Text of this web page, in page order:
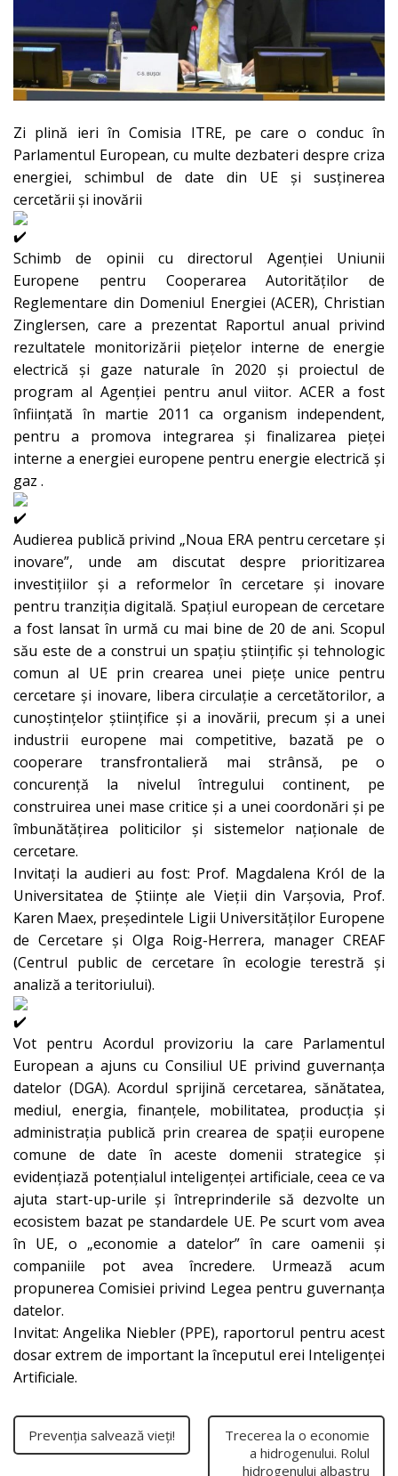
Zi plină ieri în Comisia ITRE, pe care o conduc în
Parlamentul European, cu multe dezbateri despre criza
energiei, schimbul de date din UE și susținerea
cercetării și inovării
Schimb de opinii cu directorul Agenției Uniunii
Europene pentru Cooperarea Autorităților de
Reglementare din Domeniul Energiei (ACER), Christian
Zinglersen, care a prezentat Raportul anual privind
rezultatele monitorizării piețelor interne de energie
electrică și gaze naturale în 2020 și proiectul de
program al Agenției pentru anul viitor. ACER a fost
înființată în martie 2011 ca organism independent,
pentru a promova integrarea și finalizarea pieței
interne a energiei europene pentru energie electrică și
gaz .
Audierea publică privind „Noua ERA pentru cercetare și
inovare”, unde am discutat despre prioritizarea
investițiilor și a reformelor în cercetare și inovare
pentru tranziția digitală. Spațiul european de cercetare
a fost lansat în urmă cu mai bine de 20 de ani. Scopul
său este de a construi un spațiu științific și tehnologic
comun al UE prin crearea unei piețe unice pentru
cercetare și inovare, libera circulație a cercetătorilor, a
cunoștințelor științifice și a inovării, precum și a unei
industrii europene mai competitive, bazată pe o
cooperare transfrontalieră mai strânsă, pe o
concurență la nivelul întregului continent, pe
construirea unei mase critice și a unei coordonări și pe
îmbunătățirea politicilor și sistemelor naționale de
cercetare.
Invitați la audieri au fost: Prof. Magdalena Król de la
Universitatea de Științe ale Vieții din Varșovia, Prof.
Karen Maex, președintele Ligii Universităților Europene
de Cercetare și Olga Roig-Herrera, manager CREAF
(Centrul public de cercetare în ecologie terestră și
analiză a teritoriului).
Vot pentru Acordul provizoriu la care Parlamentul
European a ajuns cu Consiliul UE privind guvernanța
datelor (DGA). Acordul sprijină cercetarea, sănătatea,
mediul, energia, finanțele, mobilitatea, producția și
administrația publică prin crearea de spații europene
comune de date în aceste domenii strategice și
evidențiază potențialul inteligenței artificiale, ceea ce va
ajuta start-up-urile și întreprinderile să dezvolte un
ecosistem bazat pe standardele UE. Pe scurt vom avea
în UE, o „economie a datelor” în care oamenii și
companiile pot avea încredere. Urmează acum
propunerea Comisiei privind Legea pentru guvernanța
datelor.
Invitat: Angelika Niebler (PPE), raportorul pentru acest
dosar extrem de important la începutul erei Inteligenței
Artificiale.
Prevenția salvează vieți!
Trecerea la o economie
a hidrogenului. Rolul
hidrogenului albastru